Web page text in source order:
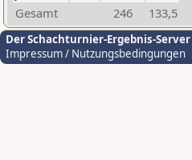
Gesamt
246 133,5
Der Schachturnier-Ergebnis-Server
Impressum / Nutzungsbedingungen